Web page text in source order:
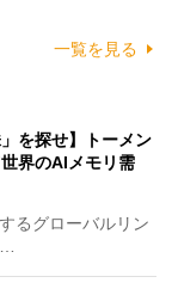
一覧を見る
を探せ】トーメン
界のAIメモリ需
るグローバルリン